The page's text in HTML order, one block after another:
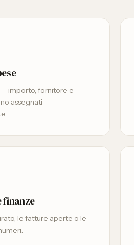
— importo, fornitore e
assegnati
finanze
le fatture aperte o le